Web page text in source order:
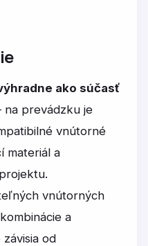
ako súčasť
na prevádzku je
vnútorné
materiál a
vnútorných
a
od